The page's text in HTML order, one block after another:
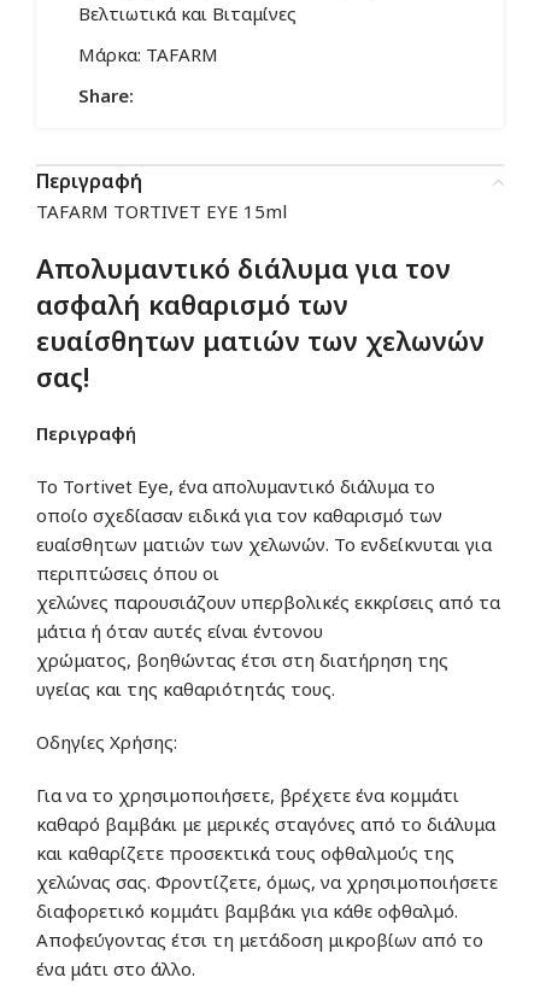
Βελτιωτικά και Βιταμίνες
Μάρκα: TAFARM
Share:
Περιγραφή
TAFARM TORTIVET EYE 15ml
Απολυμαντικό διάλυμα για τον
ασφαλή καθαρισμό των
ευαίσθητων ματιών των χελωνών
σας!
Περιγραφή
Το Tortivet Eye, ένα απολυμαντικό διάλυμα το
οποίο σχεδίασαν ειδικά για τον καθαρισμό των
ευαίσθητων ματιών των χελωνών. Το ενδείκνυται για
περιπτώσεις όπου οι
χελώνες παρουσιάζουν υπερβολικές εκκρίσεις από τα
μάτια ή όταν αυτές είναι έντονου
χρώματος, βοηθώντας έτσι στη διατήρηση της
υγείας και της καθαριότητάς τους.
Οδηγίες Χρήσης:
Για να το χρησιμοποιήσετε, βρέχετε ένα κομμάτι
καθαρό βαμβάκι με μερικές σταγόνες από το διάλυμα
και καθαρίζετε προσεκτικά τους οφθαλμούς της
χελώνας σας. Φροντίζετε, όμως, να χρησιμοποιήσετε
διαφορετικό κομμάτι βαμβάκι για κάθε οφθαλμό.
Αποφεύγοντας έτσι τη μετάδοση μικροβίων από το
ένα μάτι στο άλλο.